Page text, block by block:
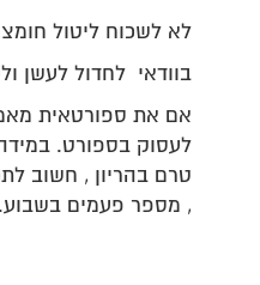
לא לשכוח ליטול
בוודאי לחדול לעשן
אם את ספורטאית
לעסוק בספורט.
טרם בהריון , חשוב
, מספר פעמים בשבוע.